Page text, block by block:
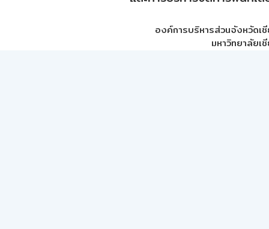
องค์การบริหารส่วนจังหวัดเ
มหาวิทยาลัยเ